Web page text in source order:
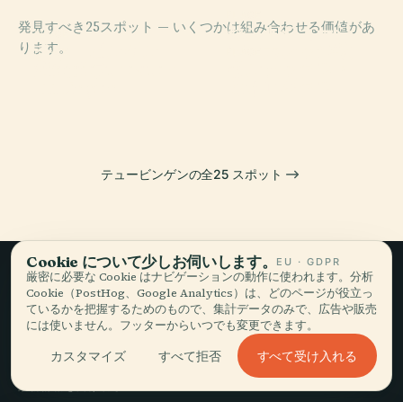
発見すべき25スポット — いくつかは組み合わせる価値があ
ります。
PLACE
チュービンゲン
セントジョージ
PLACE
テュービンゲンの全25 スポット
ゆっくり旅して、
語る。
最新情報を受け取る
Cookie について少しお伺いします。 EU · GDPR
厳密に必要な Cookie はナビゲーションの動作に使われます。分析
Cookie（PostHog、Google Analytics）は、どのページが役立っ
ているかを把握するためのもので、集計データのみで、広告や販売
には使いません。フッターからいつでも変更できます。
カスタマイズ すべて拒否 すべて受け入れる